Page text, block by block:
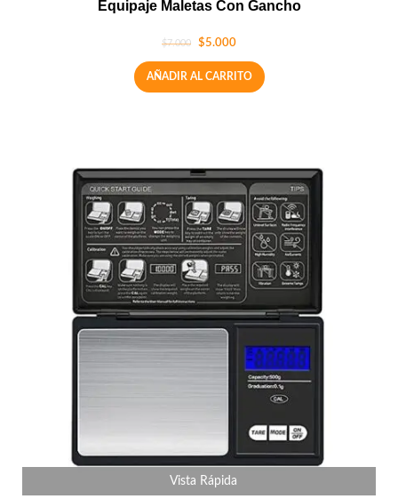
Equipaje Maletas Con Gancho
$7.000 $5.000
AÑADIR AL CARRITO
Vista Rápida